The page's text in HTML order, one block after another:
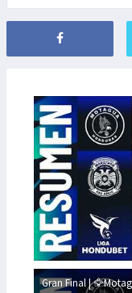
Gran Final |